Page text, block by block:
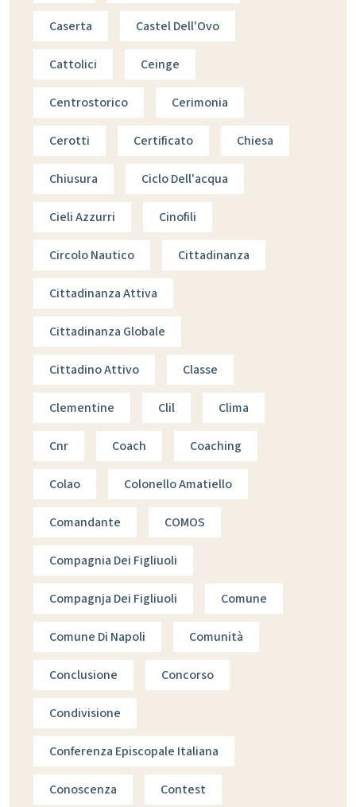
Caserta Castel Dell'Ovo
Cattolici Ceinge
Centrostorico Cerimonia
Cerotti Certificato Chiesa
Chiusura Ciclo Dell'acqua
Cieli Azzurri Cinofili
Circolo Nautico Cittadinanza
Cittadinanza Attiva
Cittadinanza Globale
Cittadino Attivo Classe
Clementine Clil Clima
Cnr Coach Coaching
Colao Colonello Amatiello
Comandante COMOS
Compagnia Dei Figliuoli
Compagnja Dei Figliuoli Comune
Comune Di Napoli Comunità
Conclusione Concorso
Condivisione
Conferenza Episcopale Italiana
Conoscenza Contest